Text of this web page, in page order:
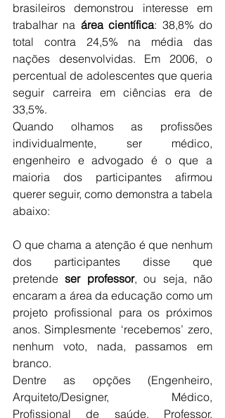
brasileiros demonstrou interesse em
trabalhar na área científica: 38,8% do
total contra 24,5% na média das
nações desenvolvidas. Em 2006, o
percentual de adolescentes que queria
seguir carreira em ciências era de
33,5%.
Quando olhamos as profissões
individualmente, ser médico,
engenheiro e advogado é o que a
maioria dos participantes afirmou
querer seguir, como demonstra a tabela
abaixo:
O que chama a atenção é que nenhum
dos participantes disse que
pretende ser professor, ou seja, não
encaram a área da educação como um
projeto profissional para os próximos
anos. Simplesmente ‘recebemos’ zero,
nenhum voto, nada, passamos em
branco.
Dentre as opções (Engenheiro,
Arquiteto/Designer, Médico,
Profissional de saúde, Professor,